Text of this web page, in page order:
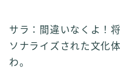
サラ：間違いなくよ！
ソナライズされた文化
わ。